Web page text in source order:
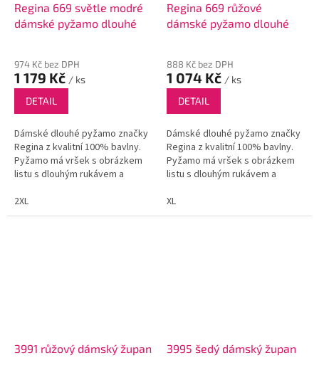
Regina 669 světle modré
dámské pyžamo dlouhé
974 Kč bez DPH
1 179 Kč / ks
DETAIL
Dámské dlouhé pyžamo značky
Regina z kvalitní 100% bavlny.
Pyžamo má vršek s obrázkem
listu s dlouhým rukávem a
2XL
Regina 669 růžové
dámské pyžamo dlouhé
888 Kč bez DPH
1 074 Kč / ks
DETAIL
Dámské dlouhé pyžamo značky
Regina z kvalitní 100% bavlny.
Pyžamo má vršek s obrázkem
listu s dlouhým rukávem a
XL
3991 růžový dámský župan 3995 šedý dámský župan